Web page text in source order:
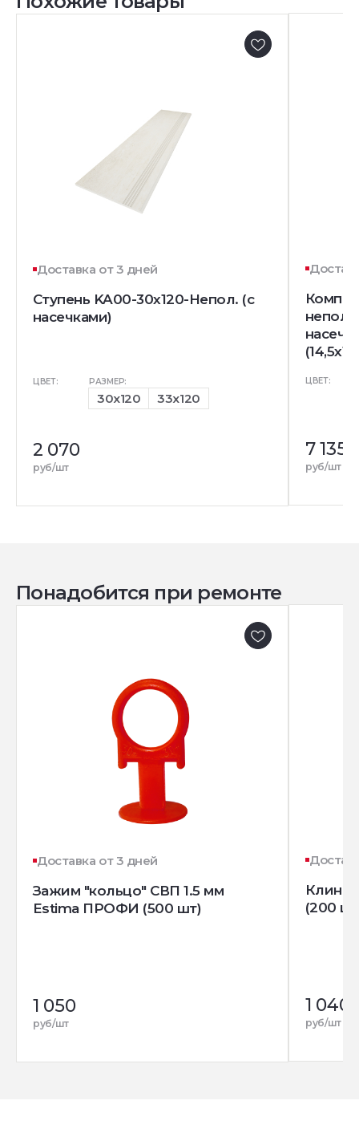
Доставка от 3 дней
Ступень KA00-30x120-Непол. (с
насечками)
ЦВЕТ: РАЗМЕР:
30x120 33x120
2 070
руб/шт
непол.
ЦВЕТ:
7 135
руб/шт
Понадобится при ремонте
Доставка от 3 дней
Зажим "кольцо" СВП 1.5 мм
Estima ПРОФИ (500 шт)
1 050
руб/шт
Клин
(200
1 040
руб/шт